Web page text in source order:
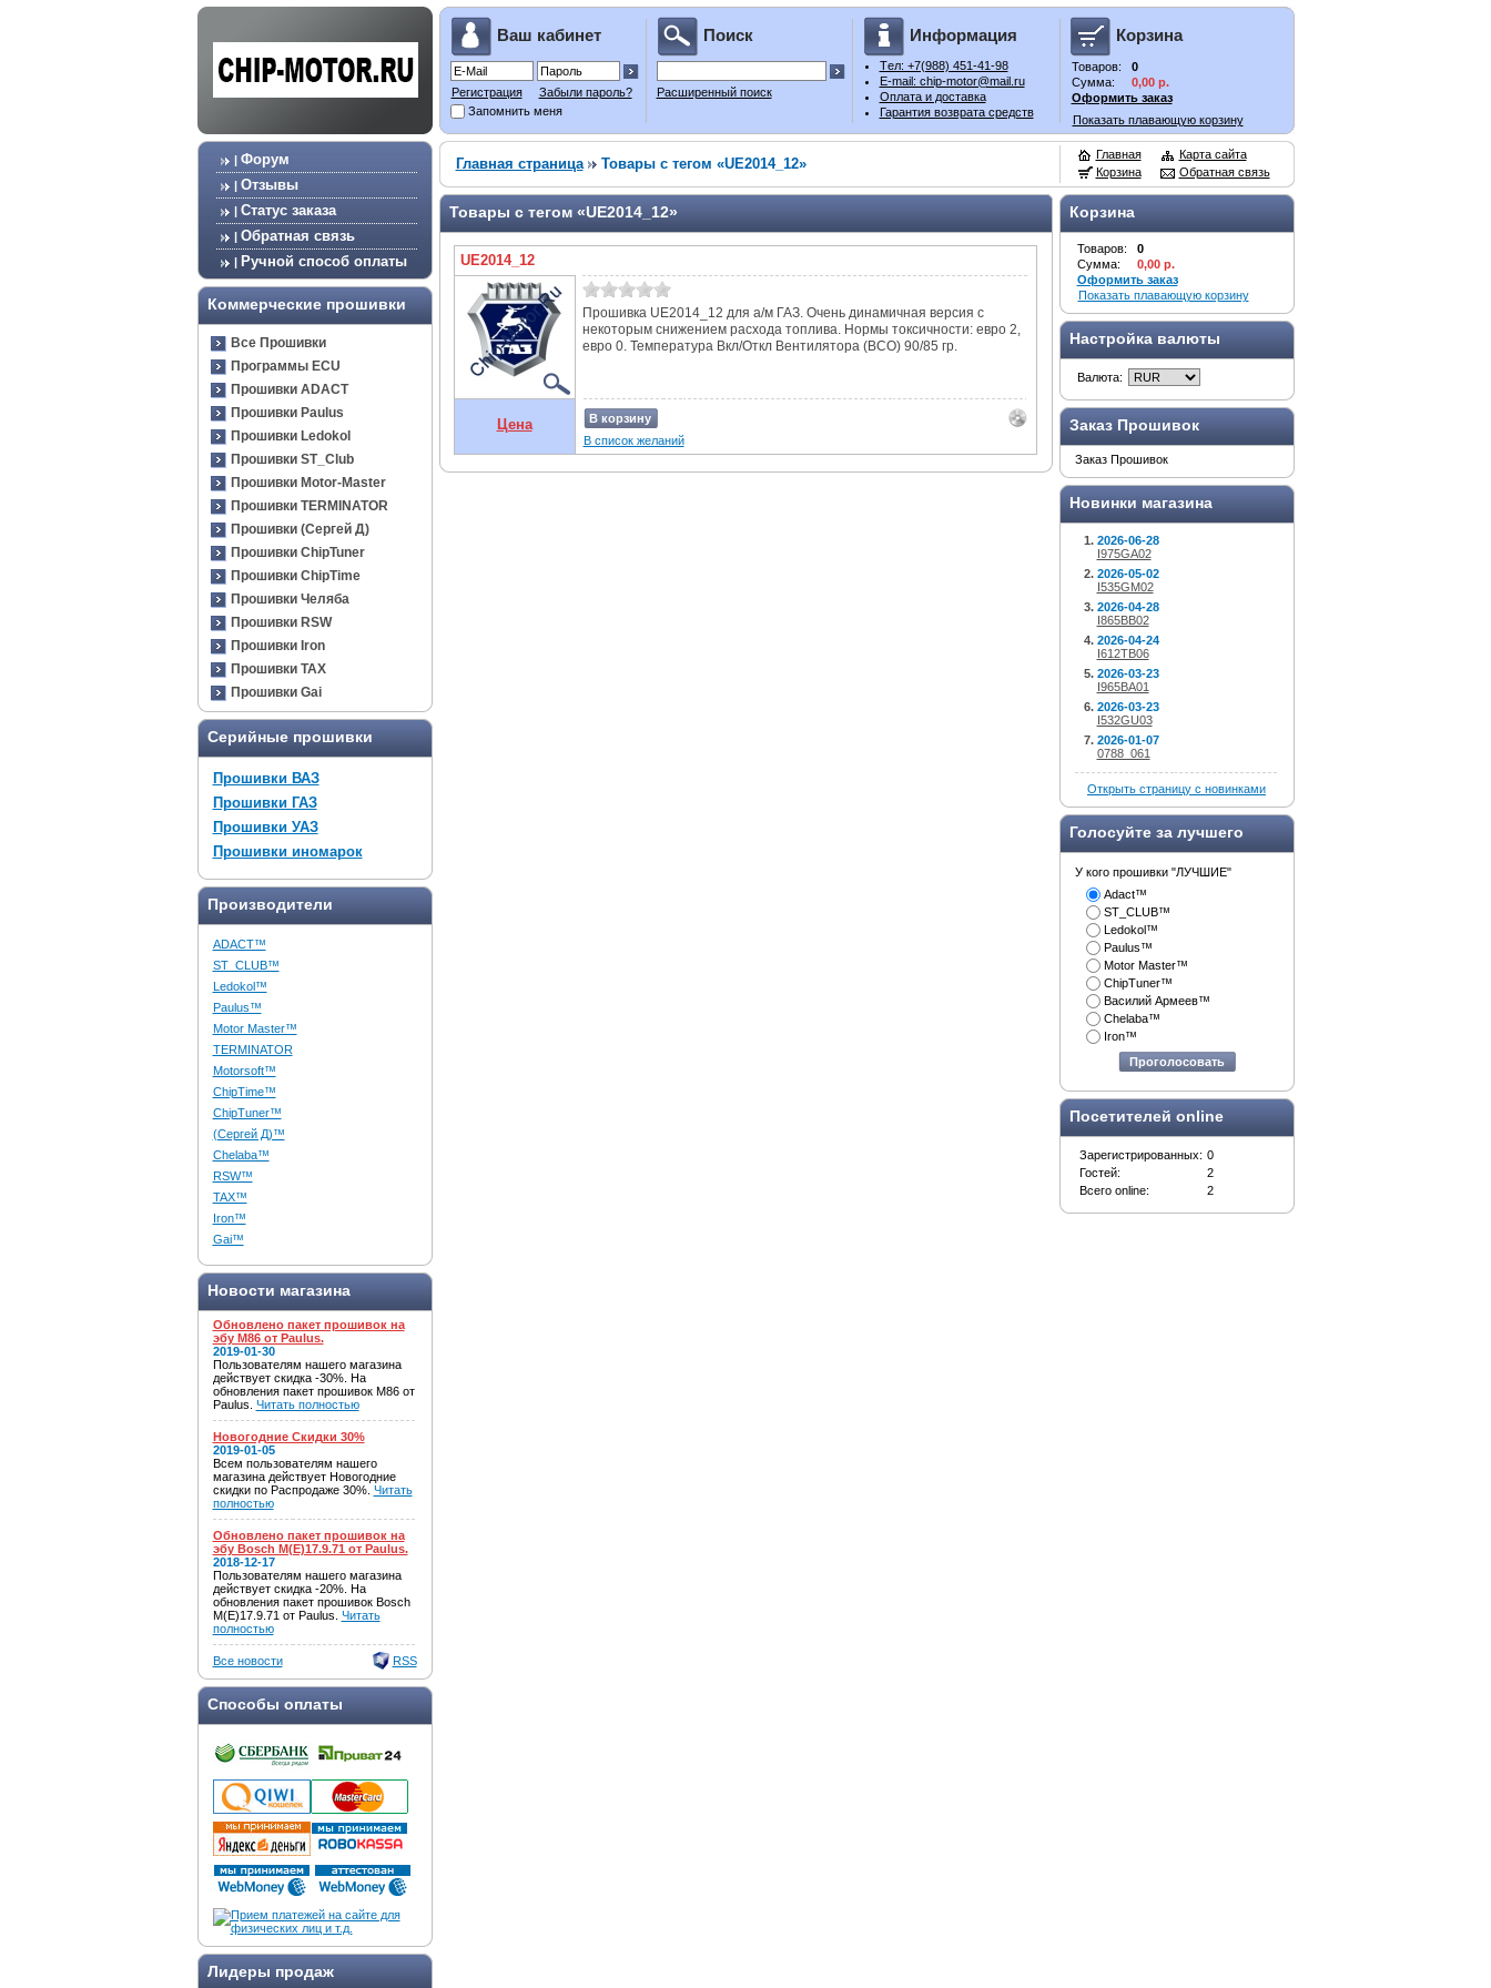
Ваш кабинет
Регистрация
Забыли пароль?
Запомнить меня
Поиск
Расширенный поиск
Информация
Tел: +7(988) 451-41-98
E-mail: chip-motor@mail.ru
Оплата и доставка
Гарантия возврата средств
Корзина
Товаров:
0
Сумма:
0,00 р.
Оформить заказ
Показать плавающую корзину
| Форум
| Отзывы
| Статус заказа
| Обратная связь
| Ручной способ оплаты
Коммерческие прошивки
Все Прошивки
Программы ECU
Прошивки ADACT
Прошивки Paulus
Прошивки Ledokol
Прошивки ST_Club
Прошивки Motor-Master
Прошивки TERMINATOR
Прошивки (Сергей Д)
Прошивки ChipTuner
Прошивки ChipTime
Прошивки Челяба
Прошивки RSW
Прошивки Iron
Прошивки TAX
Прошивки Gai
Серийные прошивки
Прошивки ВАЗ
Прошивки ГАЗ
Прошивки УАЗ
Прошивки иномарок
Производители
ADACT™
ST_CLUB™
Ledokol™
Paulus™
Motor Master™
TERMINATOR
Motorsoft™
ChipTime™
ChipTuner™
(Сергей Д)™
Chelaba™
RSW™
TAX™
Iron™
Gai™
Новости магазина
Обновлено пакет прошивок на
эбу M86 от Paulus.
2019-01-30
Пользователям нашего магазина
действует скидка -30%. На
обновления пакет прошивок M86 от
Paulus. Читать полностью
Новогодние Скидки 30%
2019-01-05
Всем пользователям нашего
магазина действует Новогодние
скидки по Распродаже 30%. Читать
полностью
Обновлено пакет прошивок на
эбу Bosch M(E)17.9.71 от Paulus.
2018-12-17
Пользователям нашего магазина
действует скидка -20%. На
обновления пакет прошивок Bosch
M(E)17.9.71 от Paulus. Читать
полностью
Все новости RSS
Способы оплаты
Лидеры продаж
Главная страница Товары с тегом «UE2014_12»
Главная
Корзина
Карта сайта
Обратная связь
Корзина
Товаров:
0
Сумма:
0,00 р.
Оформить заказ
Показать плавающую корзину
Настройка валюты
Валюта:
Заказ Прошивок
Заказ Прошивок
Новинки магазина
2026-06-28
I975GA02
2026-05-02
I535GM02
2026-04-28
I865BB02
2026-04-24
I612TB06
2026-03-23
I965BA01
2026-03-23
I532GU03
2026-01-07
0788_061
Открыть страницу с новинками
Голосуйте за лучшего
У кого прошивки "ЛУЧШИЕ"
Adact™
ST_CLUB™
Ledokol™
Paulus™
Motor Master™
ChipTuner™
Василий Армеев™
Chelaba™
Iron™
Проголосовать
Посетителей online
Зарегистрированных: 0
Гостей:
2
Всего online:
2
Товары с тегом «UE2014_12»
UE2014_12
Прошивка UE2014_12 для а/м ГАЗ. Очень динамичная версия с
некоторым снижением расхода топлива. Нормы токсичности: евро 2,
евро 0. Температура Вкл/Откл Вентилятора (ВСО) 90/85 гр.
Цена
В корзину
В список желаний